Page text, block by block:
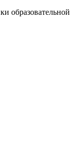
образовательной